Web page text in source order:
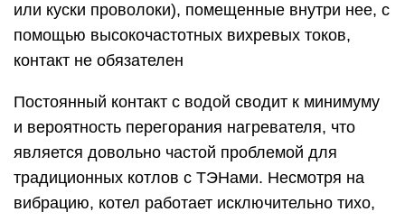
или куски проволоки), помещенные внутри нее, с
помощью высокочастотных вихревых токов,
контакт не обязателен
Постоянный контакт с водой сводит к минимуму
и вероятность перегорания нагревателя, что
является довольно частой проблемой для
традиционных котлов с ТЭНами. Несмотря на
вибрацию, котел работает исключительно тихо,